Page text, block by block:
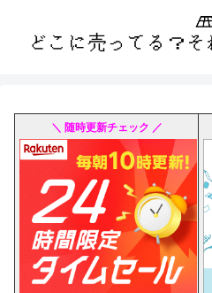
＼ 随時更新チェック ／